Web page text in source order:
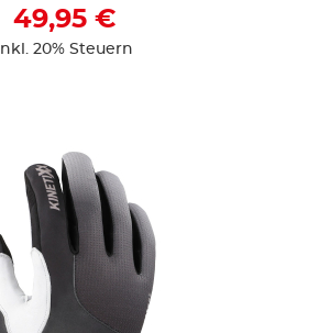
49,95 €
Inkl. 20% Steuern